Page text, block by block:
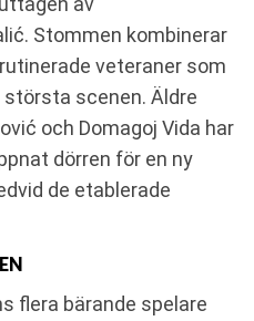
Stommen kombinerar
veteraner som
scenen. Äldre
och Domagoj Vida har
dörren för en ny
de etablerade
flera bärande spelare